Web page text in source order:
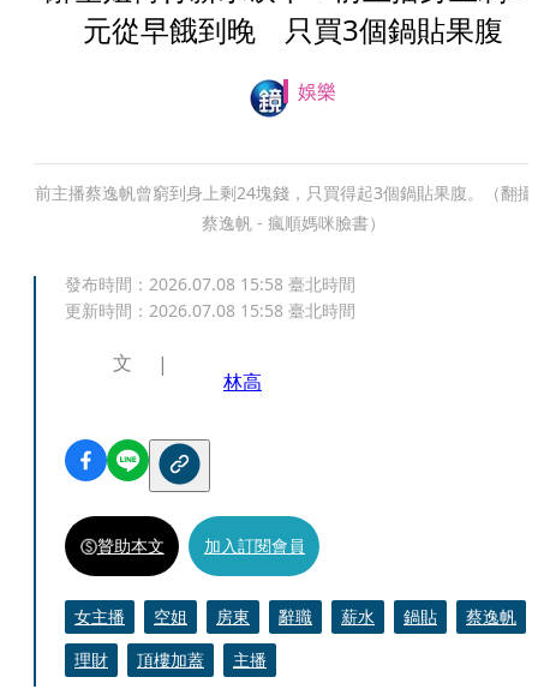
元從早餓到晚 只買3個鍋貼果腹
娛樂
前主播蔡逸帆曾窮到身上剩24塊錢，只買得起3個鍋貼果腹。（翻
蔡逸帆 - 瘋順媽咪臉書）
發布時間： 2026.07.08 15:58 臺北時間
更新時間： 2026.07.08 15:58 臺北時間
文
林高
贊助本文 加入訂閱會員
女主播 空姐 房東 辭職 薪水 鍋貼
蔡逸帆
理財
頂樓加蓋 主播